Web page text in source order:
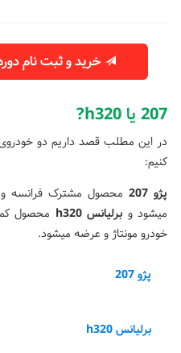
خرید و ثبت نام
207 یا h320?
در این مطلب قصد داریم دو خودروی
کنیم:
پژو 207
محصول مشترک فرانسه و
میشود و برلیانس h320 محصول
خودرو مونتاژ و عرضه میشود.
پژو 207
برلیانس h320